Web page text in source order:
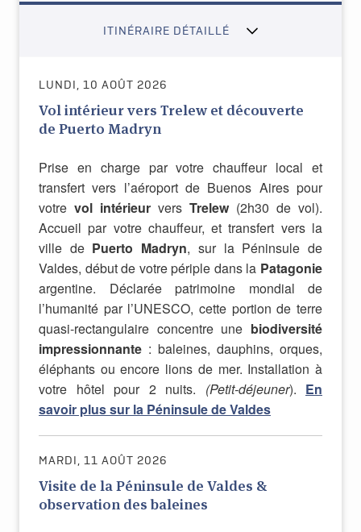
ITINÉRAIRE DÉTAILLÉ
LUNDI, 10 AOÛT 2026
Vol intérieur vers Trelew et découverte
de Puerto Madryn
Prise en charge par votre chauffeur local et
transfert vers l’aéroport de Buenos Aires pour
votre vol intérieur vers Trelew (2h30 de vol).
Accueil par votre chauffeur, et transfert vers la
ville de Puerto Madryn, sur la Péninsule de
Valdes, début de votre périple dans la Patagonie
argentine. Déclarée patrimoine mondial de
l’humanité par l’UNESCO, cette portion de terre
quasi-rectangulaire concentre une biodiversité
impressionnante : baleines, dauphins, orques,
éléphants ou encore lions de mer. Installation à
votre hôtel pour 2 nuits. (Petit-déjeuner). En
savoir plus sur la Péninsule de Valdes
MARDI, 11 AOÛT 2026
Visite de la Péninsule de Valdes &
observation des baleines